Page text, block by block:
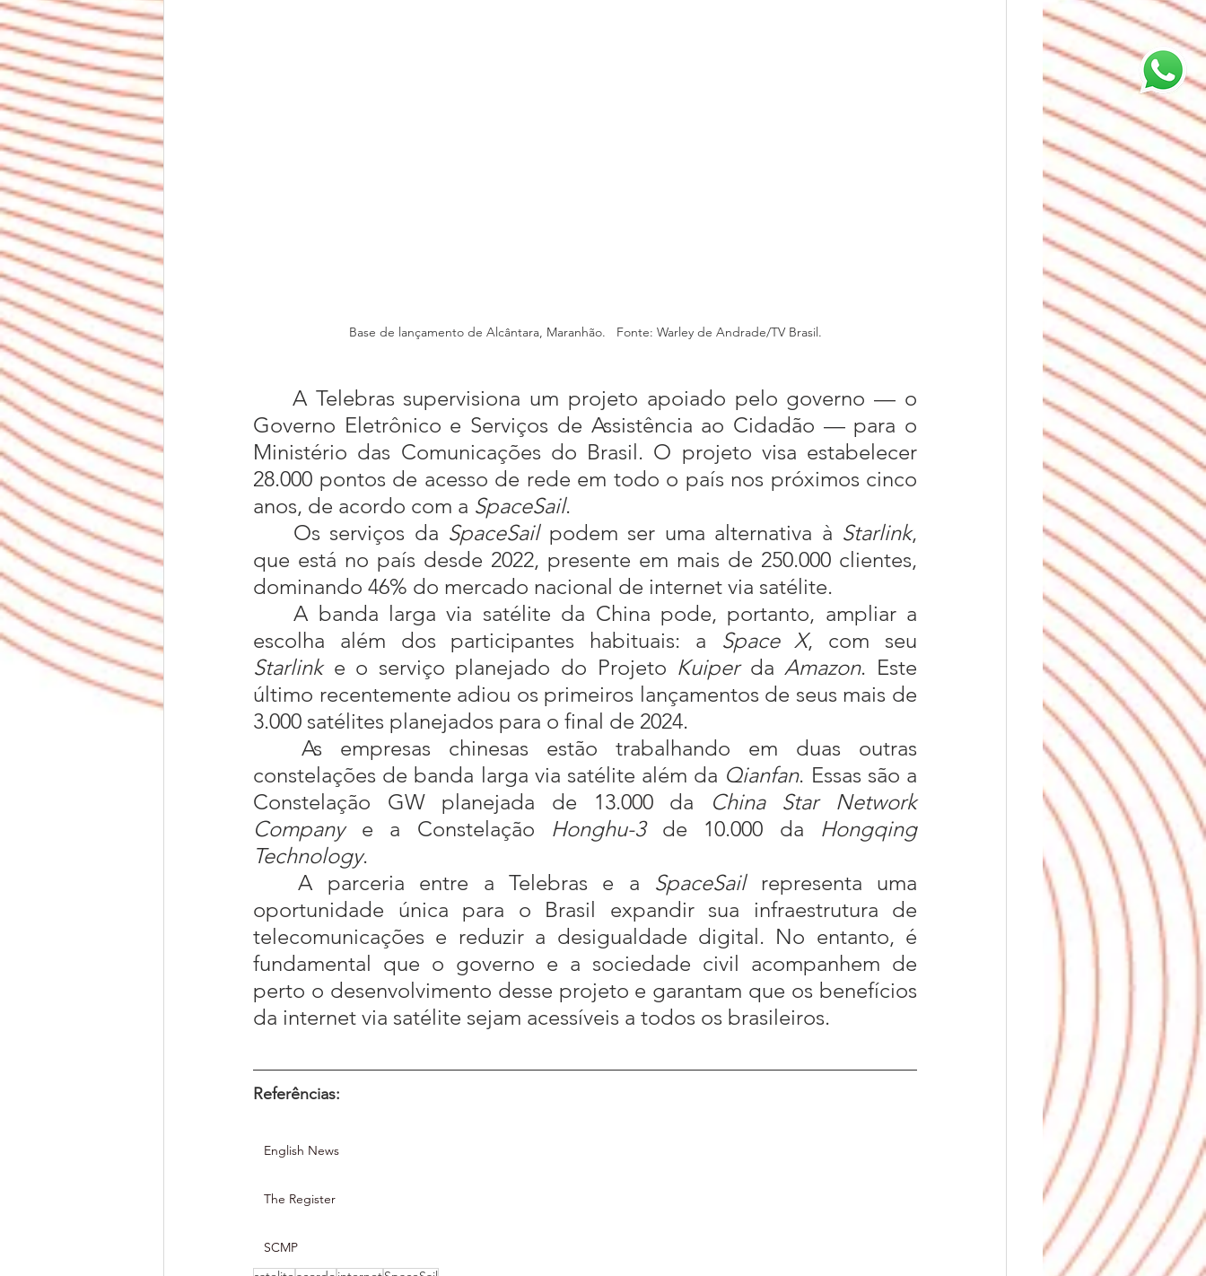
Base de lançamento de Alcântara, Maranhão.   Fonte: Warley de Andrade/TV Brasil.
Governo Eletrônico e Serviços de Assistência ao Cidadão — para o
Ministério das Comunicações do Brasil. O projeto visa estabelecer
28.000 pontos de acesso de rede em todo o país nos próximos cinco
anos, de acordo com a SpaceSail.
	Os serviços da
SpaceSail podem ser uma alternativa à Starlink,
que está no país desde 2022, presente em mais de 250.000 clientes,
dominando 46% do mercado nacional de internet via satélite.
	A banda larga via satélite da China pode, portanto, ampliar a
escolha além dos participantes habituais: a Space X
Starlink e o serviço planejado do Projeto Kuiper da Amazon. Este
último recentemente adiou os primeiros lançamentos de seus mais de
3.000 satélites planejados para o final de 2024.
constelações de banda larga via satélite além da Qianfan. Essas são a
Constelação GW planejada de 13.000 da
China Star Network
Company e a Constelação Honghu-3 de 10.000 da Hongqing
Technology.
	A parceria entre a Telebras e a
SpaceSail representa uma
oportunidade única para o Brasil expandir sua infraestrutura de
telecomunicações e reduzir a desigualdade digital. No entanto, é
fundamental que o governo e a sociedade civil acompanhem de
perto o desenvolvimento desse projeto e garantam que os benefícios
da internet via satélite sejam acessíveis a todos os brasileiros.
Referências:
English News
The Register
SCMP